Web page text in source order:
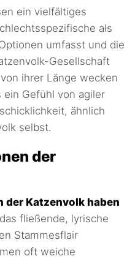
ein vielfältiges
als
umfasst und die
Gesellschaft
ihrer Länge wecken
ein Gefühl von agiler
ähnlich
selbst.
der
der Katzenvolk haben
das fließende, lyrische
Stammesflair
oft weiche